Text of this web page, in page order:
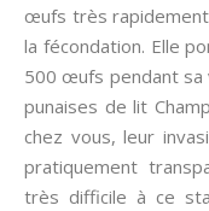
œufs très
la fécondation. Elle
500 œufs pendant sa
punaises de lit
chez vous, leur
pratiquement
très difficile à ce